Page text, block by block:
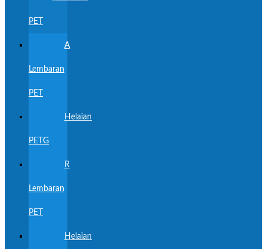
PET
A
Lembaran
PET
Helaian
PETG
R
Lembaran
PET
Helaian